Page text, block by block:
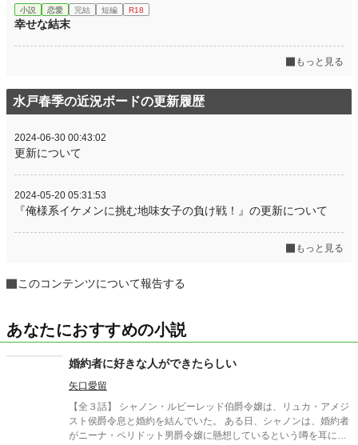
小説 恋愛 完結 短編 R18
幸せな結末
もっと見る
水戸春季の近況ボードの更新履歴
2024-06-30 00:43:02
更新について
2024-05-20 05:31:53
『俺様系イケメンに挑む地味女子の負け戦！』の更新について
もっと見る
このコンテンツについて報告する
あなたにおすすめの小説
婚約者に好きな人ができたらしい
矢口愛留
【全３話】 シャノン・ルビーレッド伯爵令嬢は、リュカ・アメジ
スト侯爵令息と婚約を結んでいた。 ある日、シャノンは、婚約者
がニーナ・ペリドット男爵令嬢に懸想しているという噂を耳にす